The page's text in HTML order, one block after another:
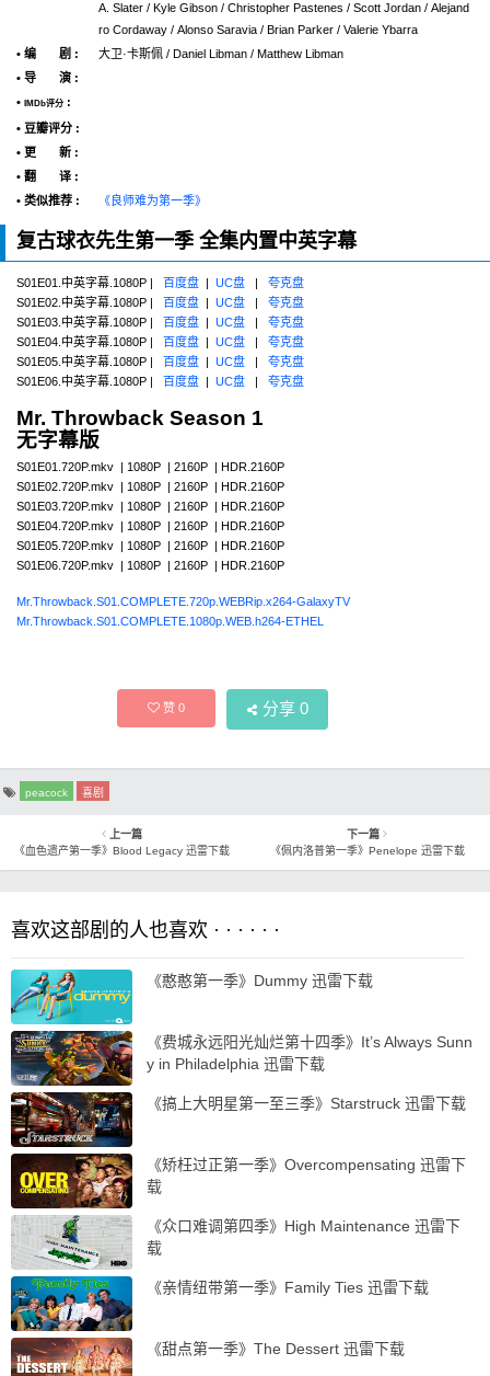
A. Slater / Kyle Gibson / Christopher Pastenes / Scott Jordan / Alejand
ro Cordaway / Alonso Saravia / Brian Parker / Valerie Ybarra
• 编 剧 :
大卫·卡斯佩 / Daniel Libman / Matthew Libman
• 导 演 :
•
IMDb评分 :
• 豆瓣评分 :
• 更 新 :
• 翻 译 :
• 类似推荐 :
《良师难为第一季》
复古球衣先生第一季 全集内置中英字幕
S01E01.中英字幕.1080P | 百度盘 | UC盘 | 夸克盘
S01E02.中英字幕.1080P | 百度盘 | UC盘 | 夸克盘
S01E03.中英字幕.1080P | 百度盘 | UC盘 | 夸克盘
S01E04.中英字幕.1080P | 百度盘 | UC盘 | 夸克盘
S01E05.中英字幕.1080P | 百度盘 | UC盘 | 夸克盘
S01E06.中英字幕.1080P | 百度盘 | UC盘 | 夸克盘
Mr. Throwback Season 1
无字幕版
S01E01.720P.mkv | 1080P | 2160P | HDR.2160P
S01E02.720P.mkv | 1080P | 2160P | HDR.2160P
S01E03.720P.mkv | 1080P | 2160P | HDR.2160P
S01E04.720P.mkv | 1080P | 2160P | HDR.2160P
S01E05.720P.mkv | 1080P | 2160P | HDR.2160P
S01E06.720P.mkv | 1080P | 2160P | HDR.2160P
Mr.Throwback.S01.COMPLETE.720p.WEBRip.x264-GalaxyTV
Mr.Throwback.S01.COMPLETE.1080p.WEB.h264-ETHEL
赞0 分享 0
peacock 喜剧
上一篇
《血色遗产第一季》Blood Legacy 迅雷下载
下一篇
《佩内洛普第一季》Penelope 迅雷下载
喜欢这部剧的人也喜欢 · · · · · ·
《憨憨第一季》Dummy 迅雷下载
《费城永远阳光灿烂第十四季》It’s Always Sunn
y in Philadelphia 迅雷下载
《搞上大明星第一至三季》Starstruck 迅雷下载
《矫枉过正第一季》Overcompensating 迅雷下
载
《众口难调第四季》High Maintenance 迅雷下
载
《亲情纽带第一季》Family Ties 迅雷下载
《甜点第一季》The Dessert 迅雷下载